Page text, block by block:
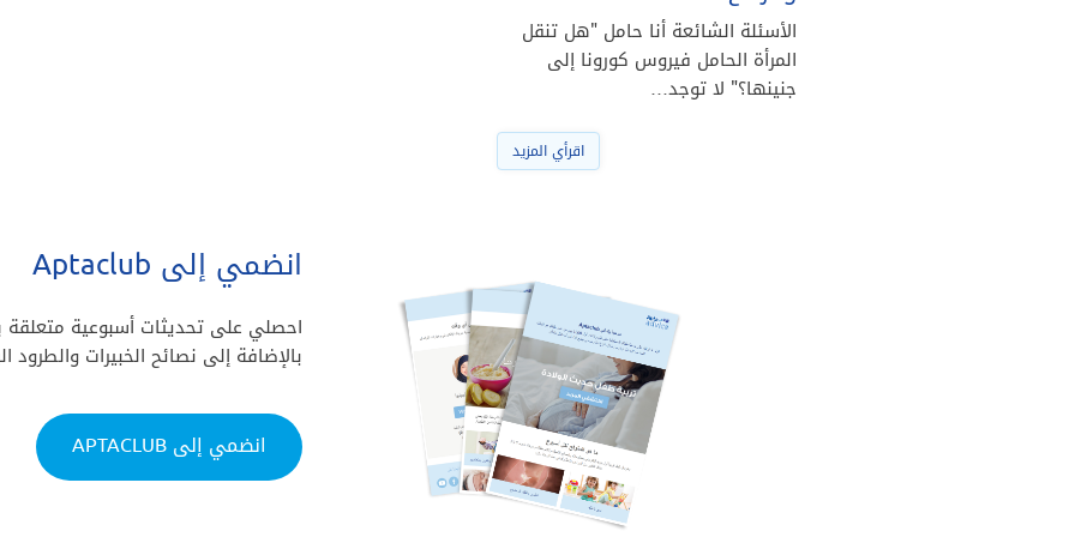
الأسئلة الشائعة أنا حامل "هل تنقل
المرأة الحامل فيروس كورونا إلى
جنينها؟" لا توجد…
اقرأي المزيد
انضمي إلى Aptaclub
احصلي على تحديثات أسبوعية
بالإضافة إلى نصائح الخبيرات والطرود
انضمي إلى APTACLUB